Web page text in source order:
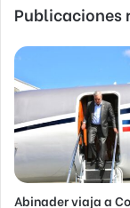
Publicaciones
Abinader viaja a